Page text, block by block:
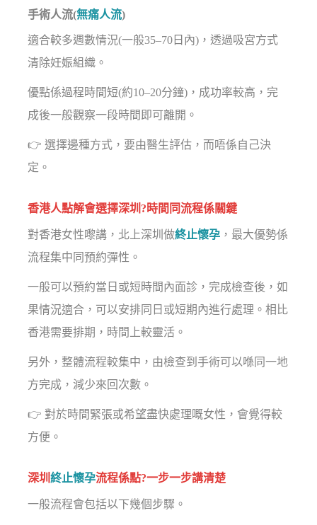
手術人流(無痛人流)
適合較多週數情況(一般35–70日內)，透過吸宮方式
清除妊娠組織。
優點係過程時間短(約10–20分鐘)，成功率較高，完
成後一般觀察一段時間即可離開。
👉 選擇邊種方式，要由醫生評估，而唔係自己決
定。
香港人點解會選擇深圳?時間同流程係關鍵
對香港女性嚟講，北上深圳做終止懷孕 ，最大優勢係
流程集中同預約彈性。
一般可以預約當日或短時間內面診，完成檢查後，如
果情況適合，可以安排同日或短期內進行處理。相比
香港需要排期，時間上較靈活。
另外，整體流程較集中，由檢查到手術可以喺同一地
方完成，減少來回次數。
👉 對於時間緊張或希望盡快處理嘅女性，會覺得較
方便。
深圳終止懷孕流程係點?一步一步講清楚
一般流程會包括以下幾個步驟。